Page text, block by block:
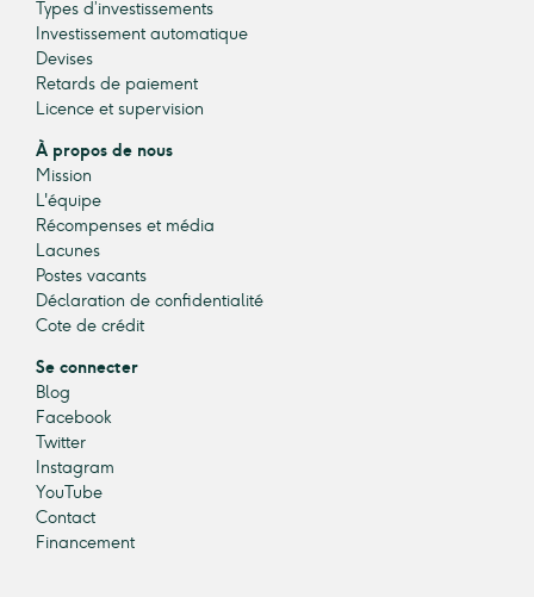
Types d’investissements
Investissement automatique
Devises
Retards de paiement
Licence et supervision
À propos de nous
Mission
L'équipe
Récompenses et média
Lacunes
Postes vacants
Déclaration de confidentialité
Cote de crédit
Se connecter
Blog
Facebook
Twitter
Instagram
YouTube
Contact
Financement